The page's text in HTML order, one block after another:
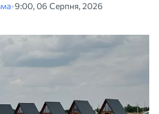
•9:00, 06 Серпня, 2026